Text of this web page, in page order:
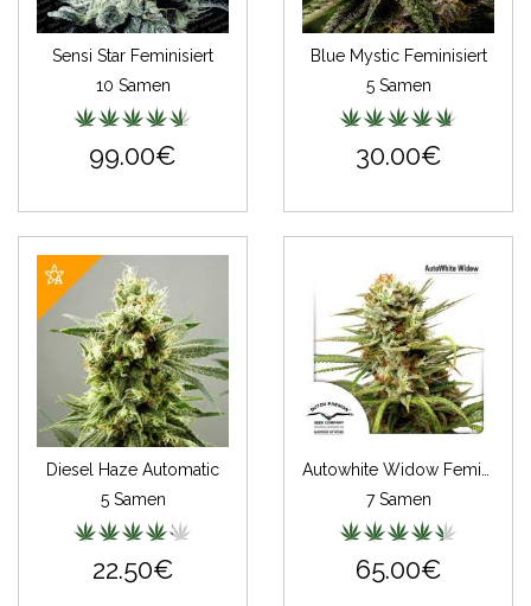
Sensi Star Feminisiert
10 Samen
99.00€
Blue Mystic Feminisiert
5 Samen
30.00€
Diesel Haze Automatic
5 Samen
22.50€
7 Samen
65.00€